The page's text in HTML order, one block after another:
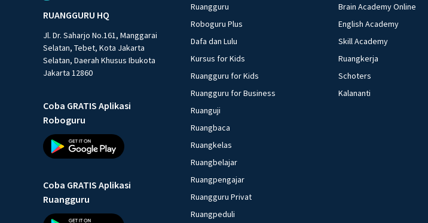
RUANGGURU HQ
Jl. Dr. Saharjo No.161, Manggarai
Selatan, Tebet, Kota Jakarta
Selatan, Daerah Khusus Ibukota
Jakarta 12860
Coba GRATIS Aplikasi
Roboguru
Coba GRATIS Aplikasi
Ruangguru
Ruangguru
Roboguru Plus
Dafa dan Lulu
Kursus for Kids
Ruangguru for Kids
Ruangguru for Business
Ruanguji
Ruangbaca
Ruangkelas
Ruangbelajar
Ruangpengajar
Ruangguru Privat
Ruangpeduli
Brain Academy Online
English Academy
Skill Academy
Ruangkerja
Schoters
Kalananti